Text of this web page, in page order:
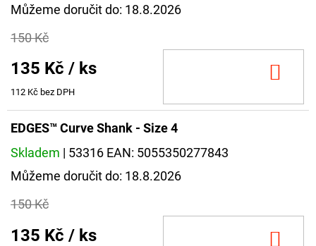
Můžeme doručit do: 18.8.2026
150 Kč
135 Kč / ks
112 Kč bez DPH
EDGES™ Curve Shank - Size 4
Skladem | 53316 EAN: 5055350277843
Můžeme doručit do: 18.8.2026
150 Kč
135 Kč / ks